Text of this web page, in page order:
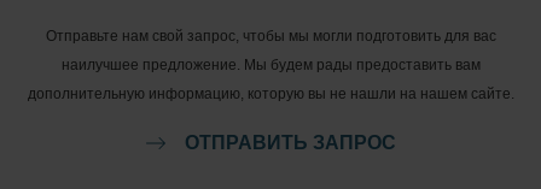
Отправьте нам свой запрос, чтобы мы могли подготовить для вас
наилучшее предложение. Мы будем рады предоставить вам
дополнительную информацию, которую вы не нашли на нашем сайте.
ОТПРАВИТЬ ЗАПРОС